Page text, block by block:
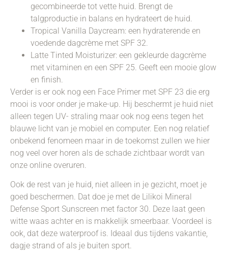
gecombineerde tot vette huid. Brengt de
talgproductie in balans en hydrateert de huid.
Tropical Vanilla Daycream: een hydraterende en
voedende dagcrème met SPF 32.
Latte Tinted Moisturizer: een gekleurde dagcrème
met vitaminen en een SPF 25. Geeft een mooie glow
en finish.
Verder is er ook nog een Face Primer met SPF 23 die erg
mooi is voor onder je make-up. Hij beschermt je huid niet
alleen tegen UV- straling maar ook nog eens tegen het
blauwe licht van je mobiel en computer. Een nog relatief
onbekend fenomeen maar in de toekomst zullen we hier
nog veel over horen als de schade zichtbaar wordt van
onze online overuren.
Ook de rest van je huid, niet alleen in je gezicht, moet je
goed beschermen. Dat doe je met de Lilikoi Mineral
Defense Sport Sunscreen met factor 30. Deze laat geen
witte waas achter en is makkelijk smeerbaar. Voordeel is
ook, dat deze waterproof is. Ideaal dus tijdens vakantie,
dagje strand of als je buiten sport.